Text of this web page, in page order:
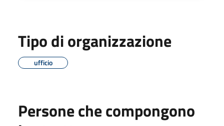
Tipo di organizzazione
ufficio
Persone che compongono